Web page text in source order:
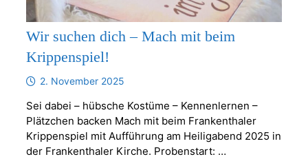
Wir suchen dich – Mach mit beim
Krippenspiel!
2. November 2025
Sei dabei – hübsche Kostüme – Kennenlernen –
Plätzchen backen Mach mit beim Frankenthaler
Krippenspiel mit Aufführung am Heiligabend 2025 in
der Frankenthaler Kirche. Probenstart: …